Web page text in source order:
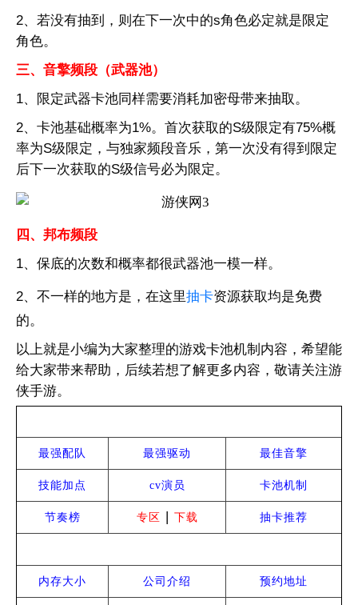
2、若没有抽到，则在下一次中的s角色必定就是限定
角色。
三、音擎频段（武器池）
1、限定武器卡池同样需要消耗加密母带来抽取。
2、卡池基础概率为1%。首次获取的S级限定有75%概
率为S级限定，与独家频段音乐，第一次没有得到限定
后下一次获取的S级信号必为限定。
四、邦布频段
1、保底的次数和概率都很武器池一模一样。
2、不一样的地方是，在这里抽卡资源获取均是免费
的。
以上就是小编为大家整理的游戏卡池机制内容，希望能
给大家带来帮助，后续若想了解更多内容，敬请关注游
侠手游。
最强配队 最强驱动 最佳音擎
技能加点 cv演员 卡池机制
节奏榜 专区 | 下载 抽卡推荐
内存大小 公司介绍 预约地址